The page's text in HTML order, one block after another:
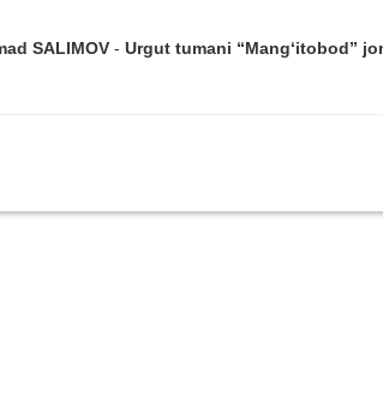
SALIMOV- Urgut tumani “Mang‘itobod”